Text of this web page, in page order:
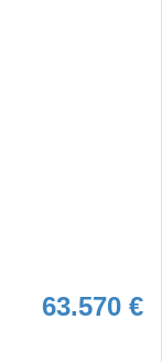
63.570 €